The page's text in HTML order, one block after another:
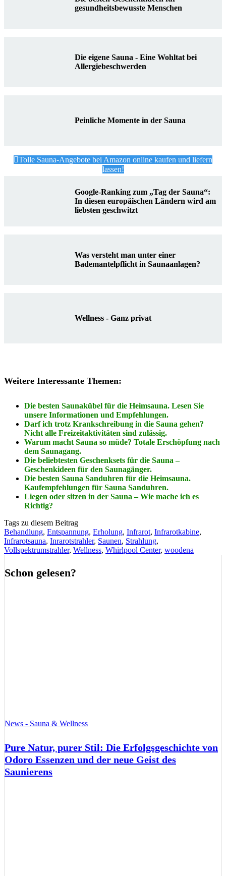
gesundheitsbewusste Menschen
Die eigene Sauna - Eine Wohltat bei
Allergiebeschwerden
Peinliche Momente in der Sauna
Tolle Sauna-Angebote bei Amazon online kaufen und liefern
lassen!
Google-Ranking zum „Tag der Sauna“:
In diesen europäischen Ländern wird am
liebsten geschwitzt
Was versteht man unter einer
Bademantelpflicht in Saunaanlagen?
Wellness - Ganz privat
Weitere Interessante Themen:
Die besten Saunakübel für die Heimsauna. Lesen Sie
unsere Informationen und Empfehlungen.
Darf ich trotz Krankschreibung in die Sauna gehen?
Nicht alle Freizeitaktivitäten sind zulässig.
Warum macht Sauna so müde? Totale Erschöpfung nach
dem Saunagang.
Die beliebtesten Geschenksets für die Sauna –
Geschenkideen für den Saunagänger.
Die besten Sauna Sanduhren für die Heimsauna.
Kaufempfehlungen für Sauna Sanduhren.
Liegen oder sitzen in der Sauna – Wie mache ich es
Richtig?
Tags zu diesem Beitrag
Behandlung, Entspannung, Erholung, Infrarot, Infrarotkabine,
Infrarotsauna, Inrarotstrahler, Saunen, Strahlung,
Vollspektrumstrahler, Wellness, Whirlpool Center, woodena
Schon gelesen?
News - Sauna & Wellness
Pure Natur, purer Stil: Die Erfolgsgeschichte von
Odoro Essenzen und der neue Geist des
Saunierens